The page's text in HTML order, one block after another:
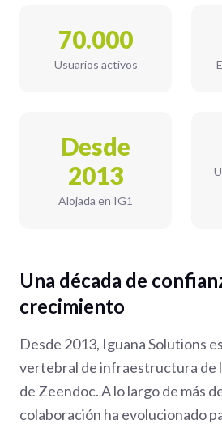
70.000
Usuarios activos
Desde
2013
Alojada en IG1
Una década de
crecimiento
Desde 2013, Iguana Solutions
vertebral de infraestructura de
de Zeendoc. A lo largo de más
colaboración ha evolucionado